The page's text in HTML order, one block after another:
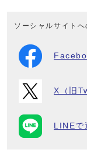
ソーシャルサイト
X（旧
LINEで